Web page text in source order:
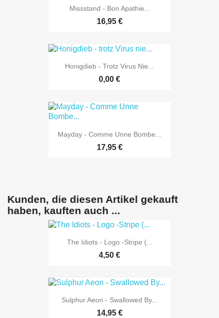
Missstand - Bon Apathie...
16,95 €
Honigdieb - Trotz Virus Nie...
0,00 €
Mayday - Comme Unne Bombe...
17,95 €
Kunden, die diesen Artikel gekauft
haben, kauften auch ...
The Idiots - Logo -Stripe (...
4,50 €
Sulphur Aeon - Swallowed By...
14,95 €